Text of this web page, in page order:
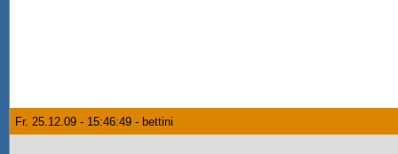
Fr. 25.12.09 - 15:46:49 - bettini